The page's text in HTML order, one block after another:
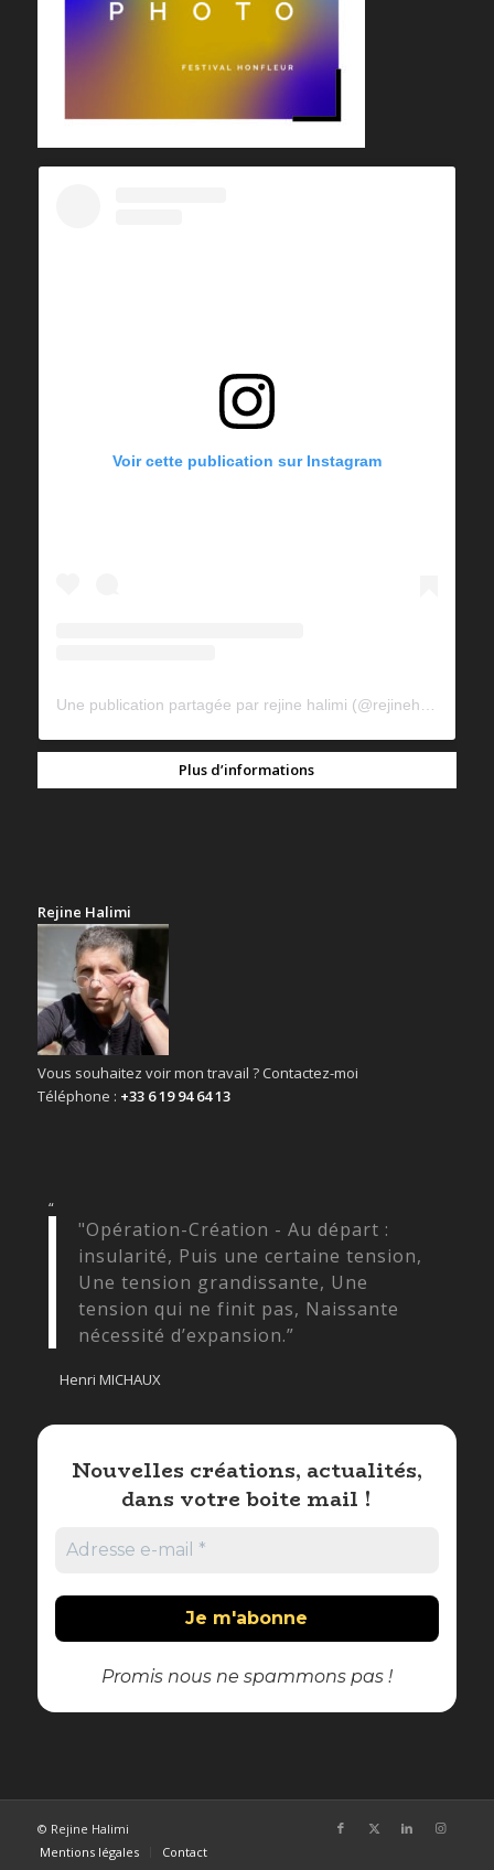
Voir cette publication sur Instagram
Plus d’informations
Rejine Halimi
Vous souhaitez voir mon travail ? Contactez-moi
Téléphone : +33 6 19 94 64 13
“
"Opération-Création - Au départ :
insularité, Puis une certaine tension,
Une tension grandissante, Une
tension qui ne finit pas, Naissante
nécessité d’expansion.”
Henri MICHAUX
Nouvelles créations, actualités,
dans votre boite mail !
Promis nous ne spammons pas !
© Rejine Halimi
Mentions légales
Contact